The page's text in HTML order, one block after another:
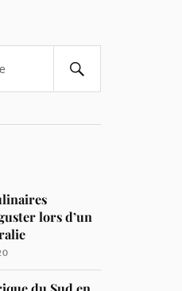
lors d’un